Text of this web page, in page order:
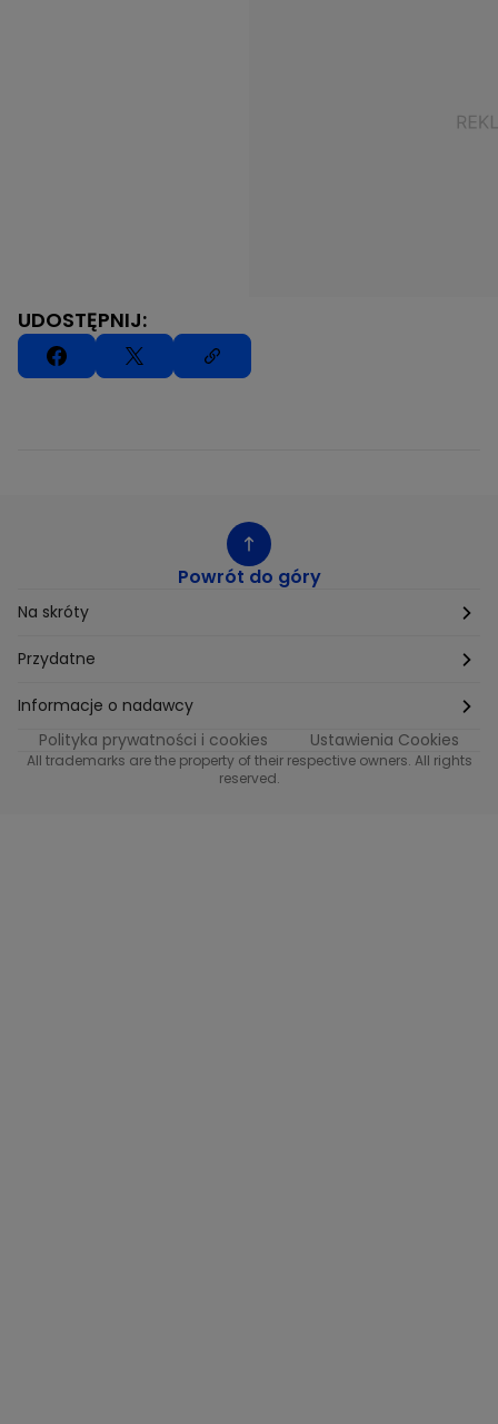
UDOSTĘPNIJ:
Powrót do góry
Na skróty
Etyka
Supplier Diversity
Polityka podatkowa
Przydatne
Biuro Prasowe
Biuro Reklamy
Informacje o nadawcy
Informacje o nadawcy programu METRO
Polityka prywatności i cookies Ustawienia Cookies
All trademarks are the property of their respective owners. All rights
reserved.